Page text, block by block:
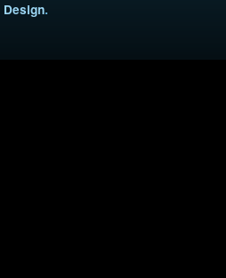
Design.